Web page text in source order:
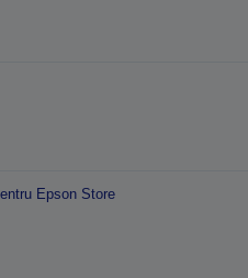
Epson Store